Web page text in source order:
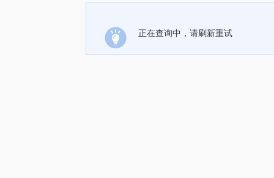
正在查询中，请刷新重试